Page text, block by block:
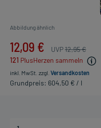
Abbildung ähnlich
12,09 € UVP12,95 €
121 PlusHerzen sammeln
inkl. MwSt. zzgl. Versandkosten
Grundpreis: 604,50 € / l